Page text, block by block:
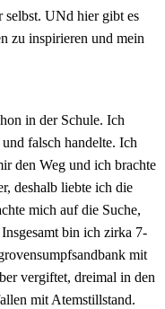
selbst. UNd hier gibt es
zu inspirieren und mein
in der Schule. Ich
falsch handelte. Ich
den Weg und ich brachte
deshalb liebte ich die
mich auf die Suche,
bin ich zirka 7-
mit
vergiftet, dreimal in den
mit Atemstillstand.